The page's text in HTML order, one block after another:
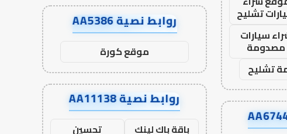
تشليح
سيارات
مصدومة
تشليح
روابط نصية AA5386
موقع كورة
روابط نصية AA11138
باقة باك لينك تحسين